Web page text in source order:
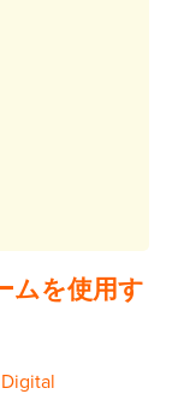
ムを使用す